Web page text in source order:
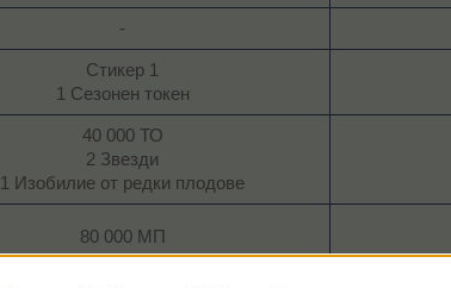
-​
Стикер 1
1 Сезонен токен​
40 000 ТО
2 Звезди
1 Изобилие от редки плодове​
80 000 МП
1 Вълшебна тинктура​
2